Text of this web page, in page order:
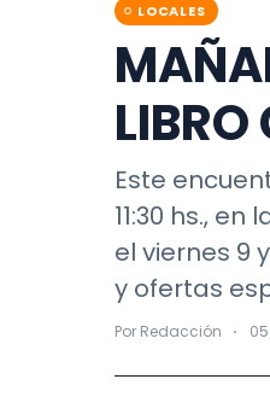
LOCALES
Este
11:30 hs.,
el viernes 9
y ofertas
Por Redacción